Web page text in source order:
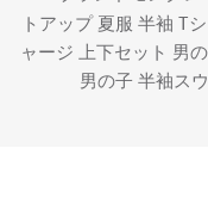
トアップ 夏服 半袖 T
ャージ 上下セット 男
男の子 半袖ス